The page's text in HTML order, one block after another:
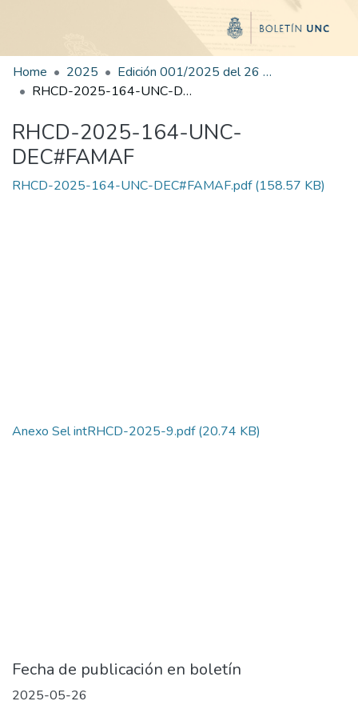
Home 2025
Edición 001/2025 del 26 de mayo de 2025
RHCD-2025-164-UNC-DEC#FAMAF
RHCD-2025-164-UNC-
DEC#FAMAF
RHCD-2025-164-UNC-DEC#FAMAF.pdf(158.57 KB)
Anexo Sel intRHCD-2025-9.pdf(20.74 KB)
Fecha de publicación en boletín
2025-05-26